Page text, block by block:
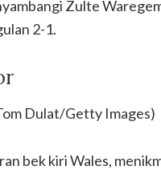
Zulte
2-1.
Dulat/Getty Images)
bek kiri Wales,